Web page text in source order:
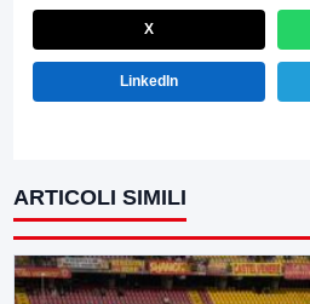
X
LinkedIn
ARTICOLI SIMILI